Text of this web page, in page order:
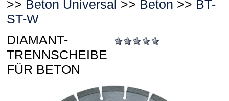
>> Beton Universal >> Beton >> BT-
ST-W
DIAMANT-
TRENNSCHEIBE
FÜR BETON